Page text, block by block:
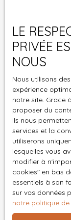
Pièces min
J'accepte le
souhaitez
vous
au
L223-1 du
Internet
adressé à :
Société
BLOIS
Pour en
LE
PRIVÉE
NOUS
Nous utilisons
expérience
notre site. Grace
proposer du
Ils nous
services et la
utiliserons
lesquelles vous
modifier à
cookies″ en bas
essentiels à son
sur vos données
notre politique